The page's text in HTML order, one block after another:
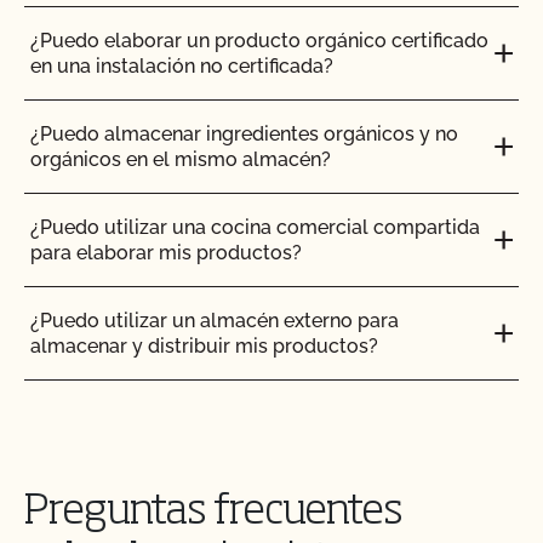
¿Cómo abordar las quejas y problemas orgánicos
en el mercado?
¿Cómo controlo los costes de certificación?
¿Cómo puedo encontrar un asesor orgánico?
¿Cómo puedo obtener una copia de los archivos
adjuntos a los correos electrónicos de CCOF?
¿Cómo puedo obtener una copia de mi informe de
inspección?
¿Cómo puedo obtener copias de mis certificados?
¿Puedo elaborar un producto orgánico certificado
en una instalación no certificada?
¿Puedo almacenar ingredientes orgánicos y no
orgánicos en el mismo almacén?
¿Puedo utilizar una cocina comercial compartida
para elaborar mis productos?
¿Puedo utilizar un almacén externo para
almacenar y distribuir mis productos?
¿Cómo puedo utilizar la base de datos Integrity
del USDA para verificar que mis proveedores están
Preguntas frecuentes